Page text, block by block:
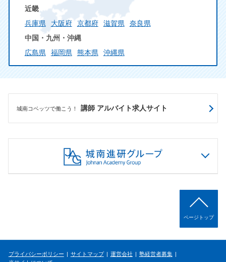
近畿
兵庫県
大阪府 京都府 滋賀県
奈良県
中国・九州・沖縄
広島県
福岡県 熊本県 沖縄県
城南コベッツで働こう！ 講師 アルバイト求人サイト
ページトップ
プライバシーポリシー サイトマップ 運営会社
塾経営者募集